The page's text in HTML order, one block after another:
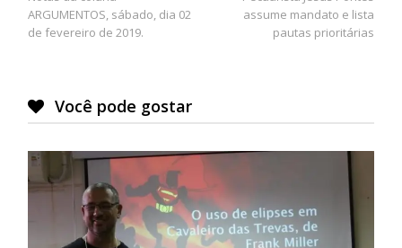
Post
assume mandato e lista
pautas prioritárias
ARGUMENTOS, sábado, dia 02
de fevereiro de 2019.
Você pode gostar